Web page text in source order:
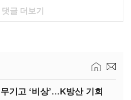
댓글 더보기
기고 ‘비상’…K방산 기회